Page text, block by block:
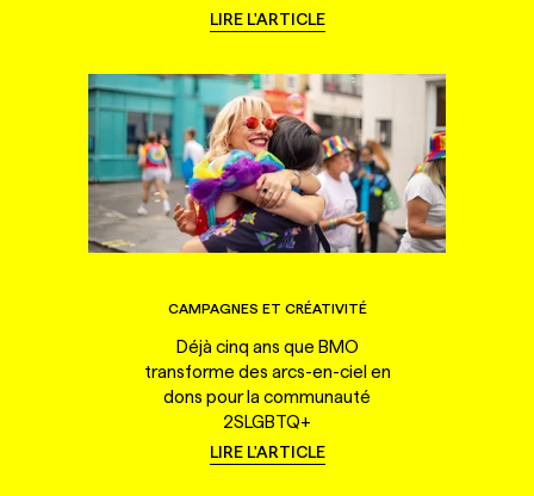
LIRE L'ARTICLE
CAMPAGNES ET CRÉATIVITÉ
Déjà cinq ans que BMO
transforme des arcs-en-ciel en
dons pour la communauté
2SLGBTQ+
LIRE L'ARTICLE